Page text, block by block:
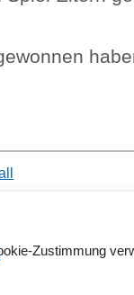
Zustimmung
e.V.
im Farrenstall